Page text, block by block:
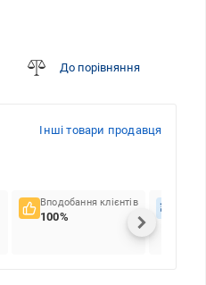
До порівняння
Інші товари продавця
Вподобання клієнтів
100%